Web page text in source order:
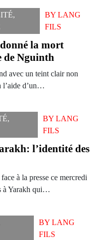
,
BYLANG
FILS
la mort
de Nguinth
avec un teint clair non
l’aide d’un…
,
BY LANG
FILS
l’identité des
à la presse ce mercredi
à Yarakh qui…
BYLANG
FILS